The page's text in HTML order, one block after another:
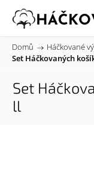
Domů / Háčkované
Set Háčkovaných
Set
ll